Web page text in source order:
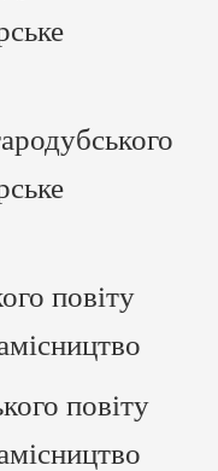
повіту
повіту